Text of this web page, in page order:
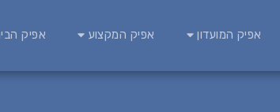
אפיק המועדון אפיק המקצוע אפיק